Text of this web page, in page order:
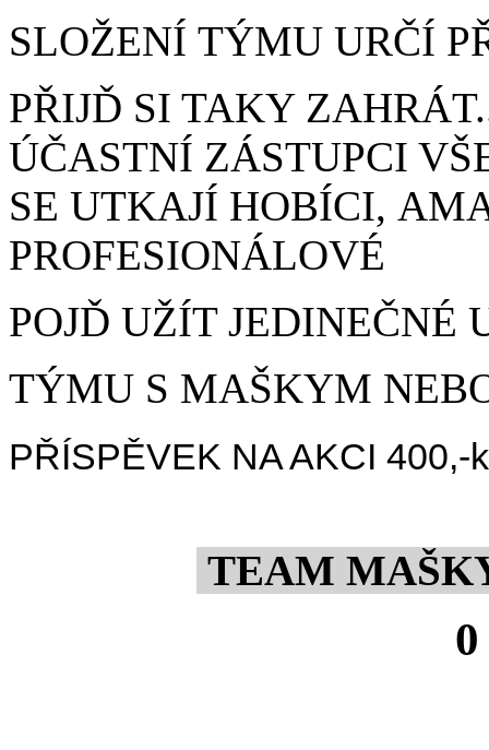
SLOŽENÍ TÝMU URČÍ
PŘIJĎ SI TAKY
ÚČASTNÍ ZÁSTUPCI
SE UTKAJÍ HOBÍCI,
PROFESIONÁLOVÉ
POJĎ UŽÍT JEDINEČNÉ
TÝMU S MAŠKYM
PŘÍSPĚVEK NA AKCI 400,-
TEAM